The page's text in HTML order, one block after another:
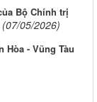
Bộ Chính trị
(07/05/2026)
Hòa - Vũng Tàu